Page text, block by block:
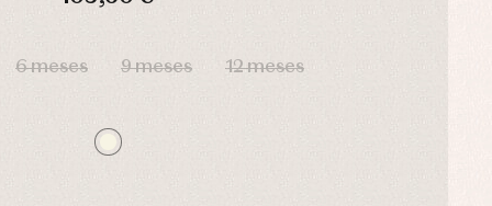
6 meses 9 meses 12 meses